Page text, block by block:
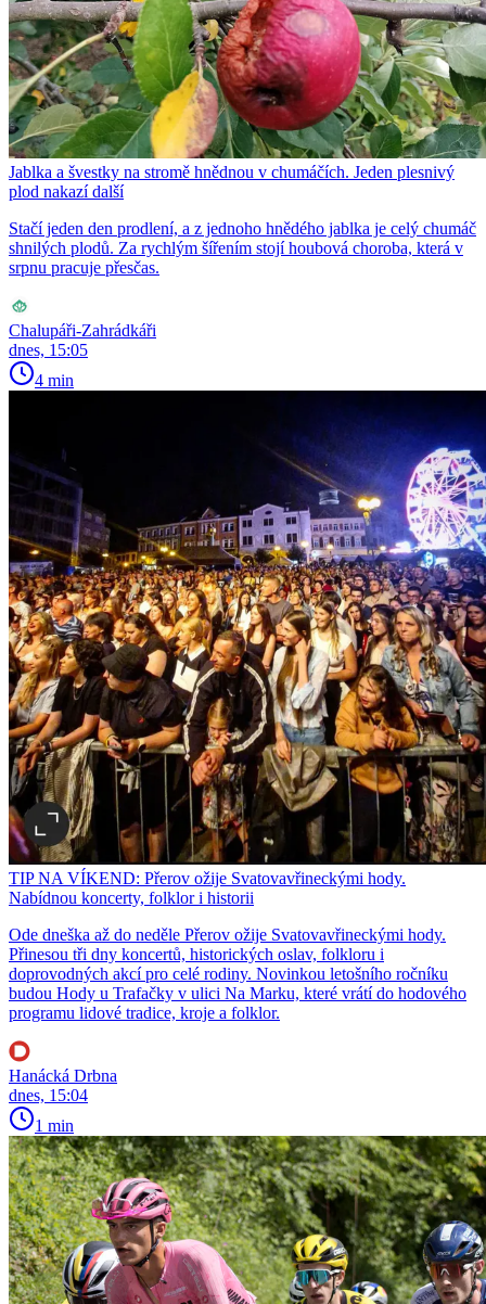
Jablka a švestky na stromě hnědnou v chumáčích. Jeden plesnivý
plod nakazí další
Stačí jeden den prodlení, a z jednoho hnědého jablka je celý chumáč
shnilých plodů. Za rychlým šířením stojí houbová choroba, která v
srpnu pracuje přesčas.
Chalupáři-Zahrádkáři
dnes, 15:05
4 min
TIP NA VÍKEND: Přerov ožije Svatovavřineckými hody.
Nabídnou koncerty, folklor i historii
Ode dneška až do neděle Přerov ožije Svatovavřineckými hody.
Přinesou tři dny koncertů, historických oslav, folkloru i
doprovodných akcí pro celé rodiny. Novinkou letošního ročníku
budou Hody u Trafačky v ulici Na Marku, které vrátí do hodového
programu lidové tradice, kroje a folklor.
Hanácká Drbna
dnes, 15:04
1 min